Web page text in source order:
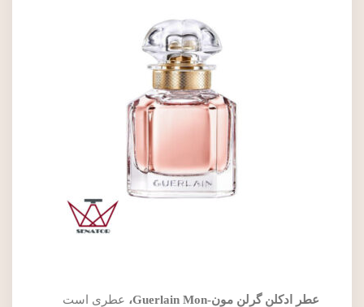
عطر ادکلن گرلن مون-Guerlain Mon،
عطری است